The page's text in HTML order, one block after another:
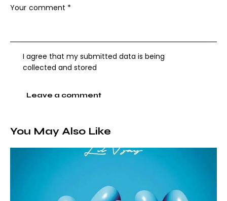
I agree that my submitted data is being
collected and stored
You May Also Like